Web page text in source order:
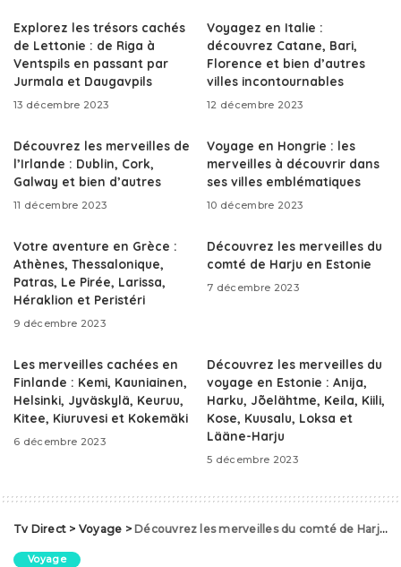
Explorez les trésors cachés
de Lettonie : de Riga à
Ventspils en passant par
Jurmala et Daugavpils
13 décembre 2023
Voyagez en Italie :
découvrez Catane, Bari,
Florence et bien d’autres
villes incontournables
12 décembre 2023
Découvrez les merveilles de
l’Irlande : Dublin, Cork,
Galway et bien d’autres
11 décembre 2023
Voyage en Hongrie : les
merveilles à découvrir dans
ses villes emblématiques
10 décembre 2023
Votre aventure en Grèce :
Athènes, Thessalonique,
Patras, Le Pirée, Larissa,
Héraklion et Peristéri
9 décembre 2023
Découvrez les merveilles du
comté de Harju en Estonie
7 décembre 2023
Les merveilles cachées en
Finlande : Kemi, Kauniainen,
Helsinki, Jyväskylä, Keuruu,
Kitee, Kiuruvesi et Kokemäki
6 décembre 2023
Découvrez les merveilles du
voyage en Estonie : Anija,
Harku, Jõelähtme, Keila, Kiili,
Kose, Kuusalu, Loksa et
Lääne-Harju
5 décembre 2023
Tv Direct > Voyage > Découvrez les merveilles du comté de Harju en Estonie
Voyage